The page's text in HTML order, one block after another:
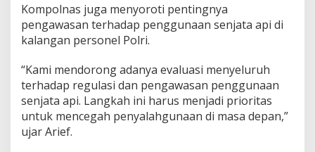
Kompolnas juga menyoroti pentingnya
pengawasan terhadap penggunaan senjata api di
kalangan personel Polri.
“Kami mendorong adanya evaluasi menyeluruh
terhadap regulasi dan pengawasan penggunaan
senjata api. Langkah ini harus menjadi prioritas
untuk mencegah penyalahgunaan di masa depan,”
ujar Arief.